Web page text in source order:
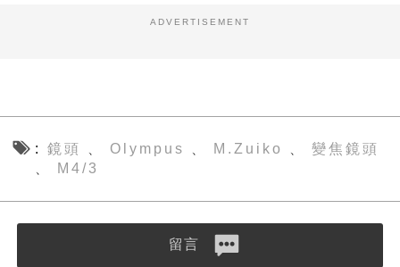
ADVERTISEMENT
鏡頭 Olympus M.Zuiko 變焦鏡頭
M4/3
留言